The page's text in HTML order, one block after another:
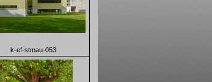
k-ef-stmau-053